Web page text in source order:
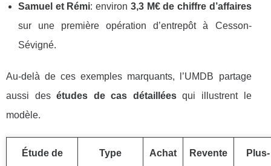
Samuel et Rémi: environ 3,3 M€ de chiffre d’affaires
sur une première opération d’entrepôt à Cesson-
Sévigné.
Au-delà de ces exemples marquants, l’UMDB partage
aussi desétudes de cas détailléesqui illustrent le
modèle.
Étude de
Type
Achat
Revente
Plus-